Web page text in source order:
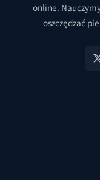
online.
oszczędzać